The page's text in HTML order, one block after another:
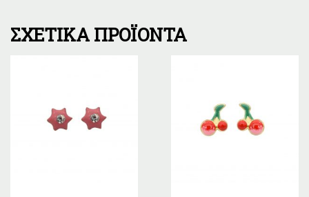
ΣΧΕΤΙΚΆ ΠΡΟΪΌΝΤΑ